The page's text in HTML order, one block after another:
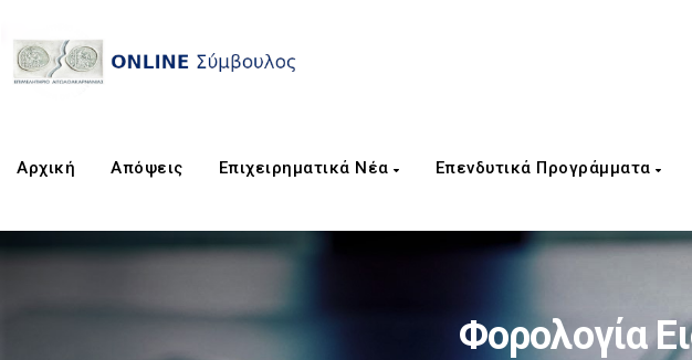
Αρχική Απόψεις Επιχειρηματικά Νέα Επενδυτικά Προγράμματα
Φορολογία